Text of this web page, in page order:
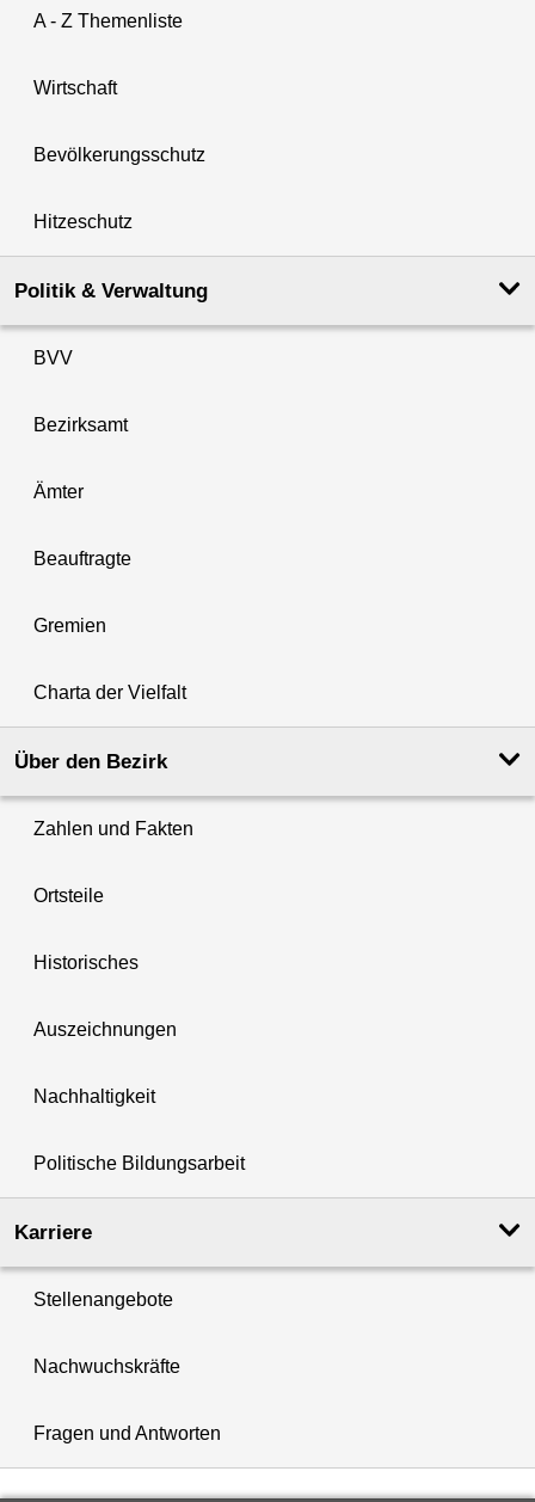
A - Z Themenliste
Wirtschaft
Bevölkerungsschutz
Hitzeschutz
Politik & Verwaltung
BVV
Bezirksamt
Ämter
Beauftragte
Gremien
Charta der Vielfalt
Über den Bezirk
Zahlen und Fakten
Ortsteile
Historisches
Auszeichnungen
Nachhaltigkeit
Politische Bildungsarbeit
Karriere
Stellenangebote
Nachwuchskräfte
Fragen und Antworten